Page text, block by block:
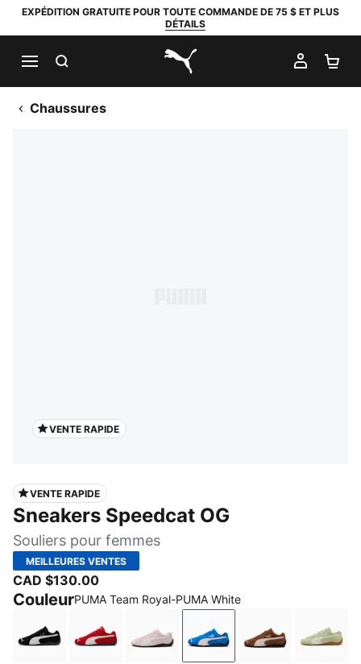
EXPÉDITION GRATUITE POUR TOUTE COMMANDE DE 75 $ ET PLUS
DÉTAILS
PUMA.com
MON
Chaussures
VENTE RAPIDE
VENTE RAPIDE
Sneakers Speedcat OG
Souliers pour femmes
MEILLEURES VENTES
CAD $130.00
CouleurPUMA Team Royal-PUMA White
PUMA Black-PUMA White
For All Time Red-PUMA White
Whisp Of Pink-PUMA White
PUMA Team Royal-
Haute Coffee-